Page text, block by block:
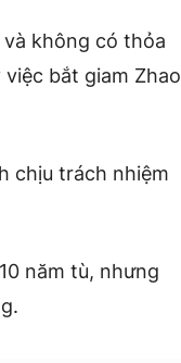
không có thỏa
bắt giam Zhao
chịu trách nhiệm
năm tù, nhưng